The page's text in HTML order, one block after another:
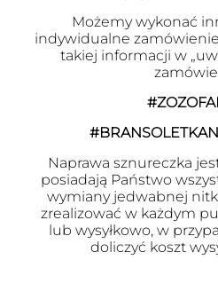
Możemy wykonać
indywidualne
takiej informacji w
Naprawa sznureczka
posiadają Państwo
wymiany jedwabnej
zrealizować w każdym
lub wysyłkowo, w
doliczyć koszt